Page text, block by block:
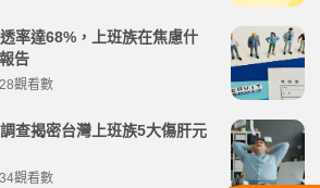
率達68%，上班族在焦慮什
告
觀看數
查揭密台灣上班族5大傷肝元
觀看數